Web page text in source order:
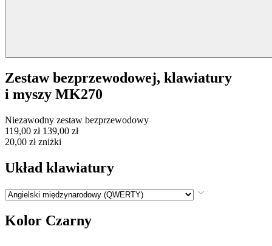
Zestaw bezprzewodowej, klawiatury
i myszy MK270
Niezawodny zestaw bezprzewodowy
119,00 zł 139,00 zł
20,00 zł zniżki
Układ klawiatury
Kolor Czarny